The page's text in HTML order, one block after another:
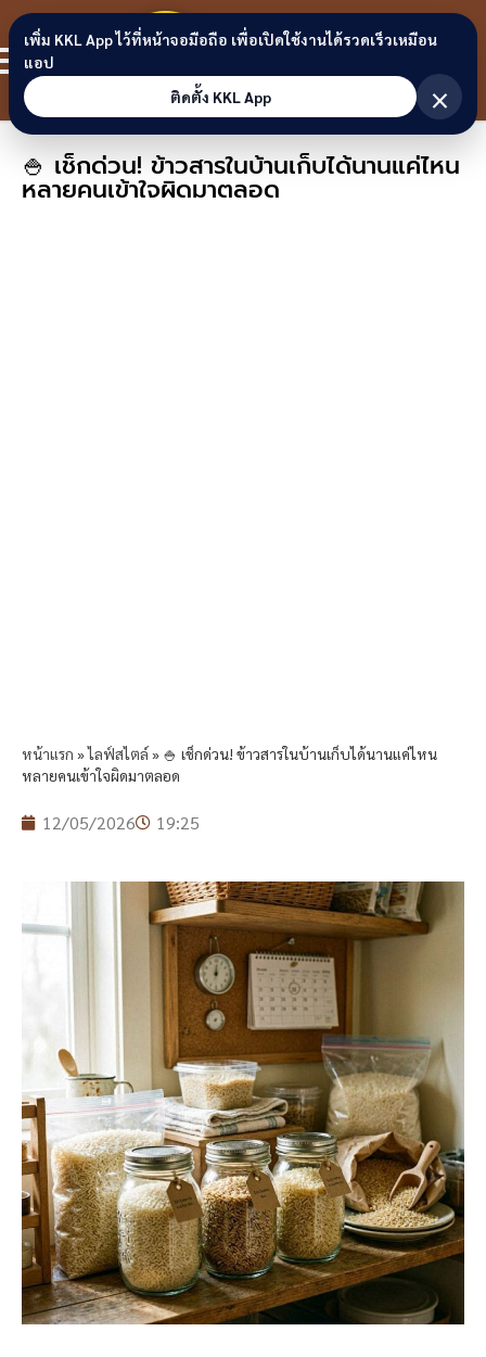
Skip to content
ขอนแก่น
ลิงก์
🍚 เช็กด่วน! ข้าวสารในบ้านเก็บได้นานแค่ไหน
หลายคนเข้าใจผิดมาตลอด
หน้าแรก »ไลฟ์สไตล์» 🍚 เช็กด่วน! ข้าวสารในบ้านเก็บได้นานแค่ไหน
หลายคนเข้าใจผิดมาตลอด
12/05/2026 19:25
เพิ่ม KKL App ไว้ที่หน้าจอมือถือ เพื่อเปิดใช้งานได้รวดเร็วเหมือน
แอป
ติดตั้ง KKL App
×